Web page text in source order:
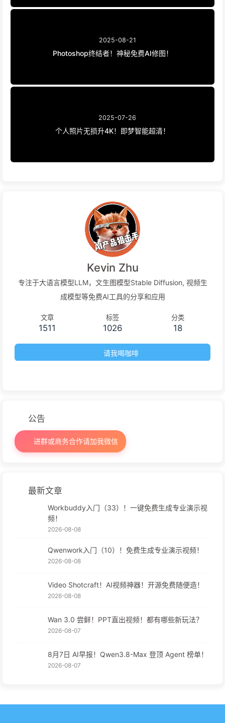
2025-08-21
Photoshop终结者！神秘免费AI修图！
2025-07-26
个人照片无损升4K！即梦智能超清！
Kevin Zhu
专注于大语言模型LLM，文生图模型Stable Diffusion, 视频生
成模型等免费AI工具的分享和应用
文章
1511
标签
1026
分类
18
请我喝咖啡
公告
进群或商务合作请加我微信
最新文章
Workbuddy入门（33）！一键免费生成专业演示视
频！
2026-08-08
Qwenwork入门（10）！免费生成专业演示视频！
2026-08-08
Video Shotcraft！AI视频神器！开源免费随便造！
2026-08-08
Wan 3.0 尝鲜！PPT直出视频！都有哪些新玩法？
2026-08-07
8月7日 AI早报！Qwen3.8-Max 登顶 Agent 榜单！
2026-08-07